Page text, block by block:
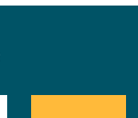
filiali&nbsp; di Banca
immediata?